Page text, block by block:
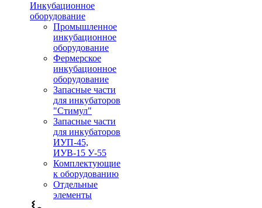
Инкубационное
оборудование
Промышленное
инкубационное
оборудование
Фермерское
инкубационное
оборудование
Запасные части
для инкубаторов
"Стимул"
Запасные части
для инкубаторов
ИУП-45,
ИУВ-15 У-55
Комплектующие
к оборудованию
Отдельные
элементы